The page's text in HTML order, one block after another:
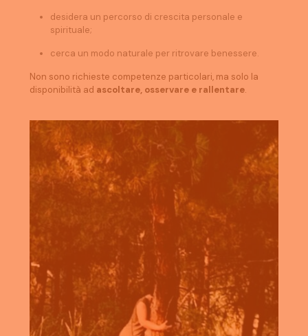
desidera un percorso di crescita personale e
spirituale;
cerca un modo naturale per ritrovare benessere.
Non sono richieste competenze particolari, ma solo la
disponibilità ad ascoltare, osservare e rallentare.